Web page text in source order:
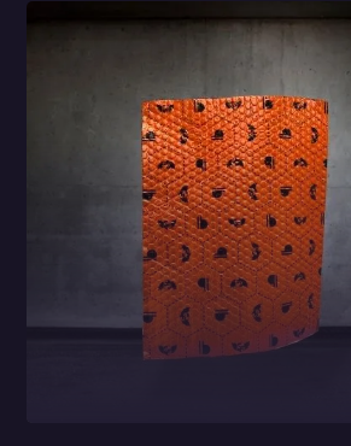
samochodowe
odseparowane
Alpine S2-S65C